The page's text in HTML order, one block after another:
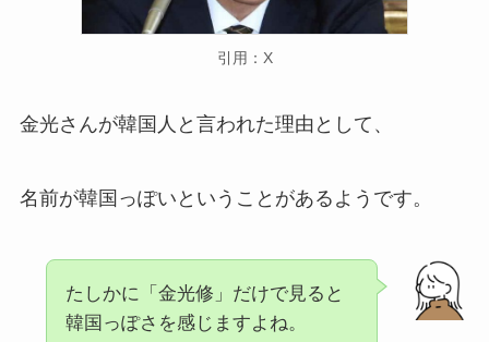
引用：X
金光さんが韓国人と言われた理由として、
名前が韓国っぽいということがあるようです。
たしかに「金光修」だけで見ると
韓国っぽさを感じますよね。